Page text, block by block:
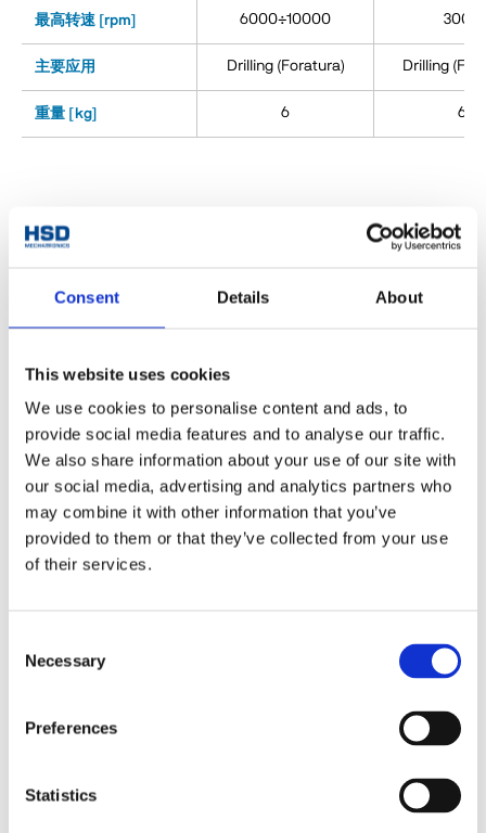
Consent Details About
This website uses cookies
We use cookies to personalise content and ads, to
provide social media features and to analyse our traffic.
We also share information about your use of our site with
our social media, advertising and analytics partners who
may combine it with other information that you’ve
provided to them or that they’ve collected from your use
of their services.
Selection
Necessary
Preferences
Statistics
最高转速 [rpm] 6000÷10000 3000
主要应用 Drilling (Foratura) Drilling
重量 [kg] 6 6
典型案例
HSD和Biesse与DAgroup携